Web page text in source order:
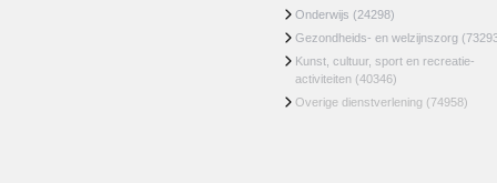
Onderwijs (24298)
Gezondheids- en welzijnszorg
Kunst, cultuur, sport en recreatie-
activiteiten (40346)
Overige dienstverlening (74958)